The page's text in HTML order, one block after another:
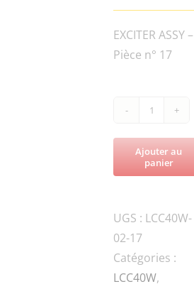
EXCITER ASSY –
Pièce n° 17
quantité
de
LCC40W-
80-
PULLEY
Ajouter au
panier
UGS : LCC40W-
02-17
Catégories :
LCC40W,